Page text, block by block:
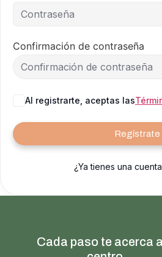
Confirmación de contraseña
Al registrarte, aceptas las
Regístrate
¿Ya tienes una
Cada paso te acerca